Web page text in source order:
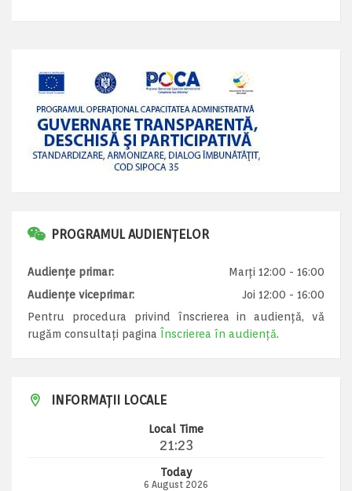
PROGRAMUL AUDIENȚELOR
Audiențe primar:
Marți 12:00 - 16:00
Audiențe viceprimar:
Joi 12:00 - 16:00
Pentru procedura privind înscrierea in audiență, vă
rugăm consultați pagina Înscrierea în audiență.
INFORMAȚII LOCALE
Local Time
21:23
Today
6 August 2026